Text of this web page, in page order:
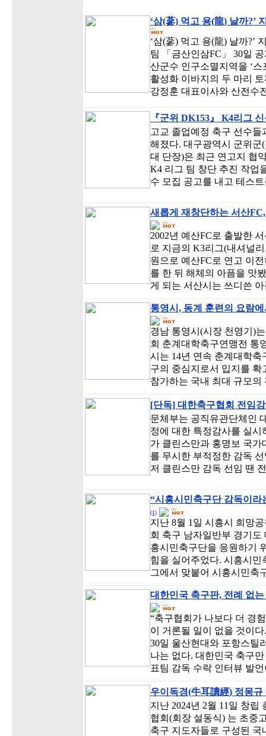
‘삼(蔘) 먹고 용(龍) 날까
‘삼(蔘) 먹고 용(龍) 날까?’
팀 「금산인삼FC」 30일
산군수 인구소멸지역을 ‘
활성화 이바지의 두 마리
강정훈 대표이사와 산전수
『군위 DK153』 K4리그
고교 졸업예정 축구 선수
해졌다. 대구광역시 군위군
대 단장)은 최근 연고지 협
K4 리그 팀 창단 추진 작업
수 모집 공고를 내고 테스
새롭게 재창단하는 서산
2002년 예산FC로 출발한
로 지금의 K3리그(내셔널
원으로 예산FC로 연고 이
를 한 뒤 해체의 아픔을 맛
게 되는 서산시는 쓰디쓴
통영시, 동계 훈련의 요람
경남 통영시(시장 천영기)
회 춘계대학축구연맹전 통
시는 14년 연속 춘계대학
구의 중심지로서 입지를 확
참가하는 국내 최대 규모
[단독] 대한축구협회 전임
문체부는 공직유관단체인
정에 대한 특정감사를 실
가 클린스만과 홍명보 국
를 무시한 부적정한 감독
저 클린스만 감독 선임 땐
“시흥시민축구단 감독이
(1)
지난 8월 1일 시흥시 희망
회 축구 남자일반부 경기
흥시민축구단을 응원하기
힘을 실어주었다. 시흥시민
그에서 맞붙어 시흥시민축
대한민국 축구판, 전례 없
“축구협회가 나보다 더 경
이 거론될 일이 없을 것이
30일 울산현대와 포항스틸
나는 없다. 대한민국 축구
표팀 감독 수락 인터뷰 발
우이독경(牛耳讀經) 정몽
지난 2024년 2월 11일 창
협회(회장 설동식) 는 초중
축구 지도자들로 구성된